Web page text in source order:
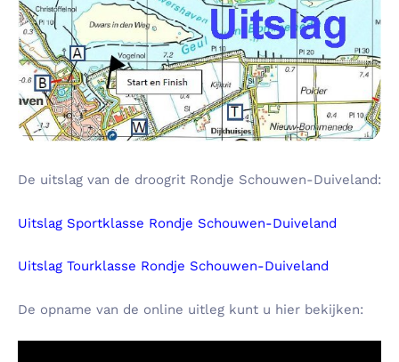
De uitslag van de droogrit Rondje Schouwen-Duiveland:
Uitslag Sportklasse Rondje Schouwen-Duiveland
Uitslag Tourklasse Rondje Schouwen-Duiveland
De opname van de online uitleg kunt u hier bekijken: